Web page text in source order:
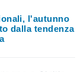
l'autunno
dalla tendenza